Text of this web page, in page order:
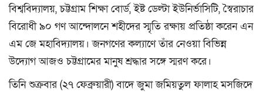
বিশ্ববিদ্যালয়, চট্টগ্রাম শিক্ষা বোর্ড, ইষ্ট ডেল্টা ইউনির্ভাসিটি, স্বৈরাচার
বিরোধী ৯০ গণ আন্দোলনে শহীদের স্মৃতি রক্ষায় প্রতিষ্ঠা করেন এন
এম জে মহাবিদ্যালয়। জনগণের কল্যাণে তাঁর নেওয়া বিভিন্ন
উদ্যোগ আজও চট্টগ্রামের মানুষ শ্রদ্ধার সঙ্গে স্মরণ করে।
তিনি শুক্রবার (২৭ ফেব্রুয়ারী) বাদে জুমা জমিয়তুল ফালাহ মসজিদে